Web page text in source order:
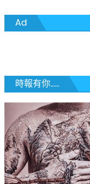
Ad
時報有你......